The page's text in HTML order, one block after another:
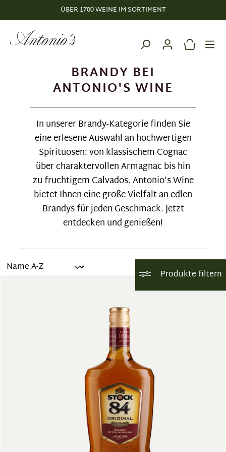
ÜBER 1700 WEINE IM SORTIMENT
BRANDY BEI
ANTONIO'S WINE
In unserer Brandy-Kategorie finden Sie
eine erlesene Auswahl an hochwertigen
Spirituosen: von klassischem Cognac
über charaktervollen Armagnac bis hin
zu fruchtigem Calvados. Antonio's Wine
bietet Ihnen eine große Vielfalt an edlen
Brandys für jeden Geschmack. Jetzt
entdecken und genießen!
Produkte filtern